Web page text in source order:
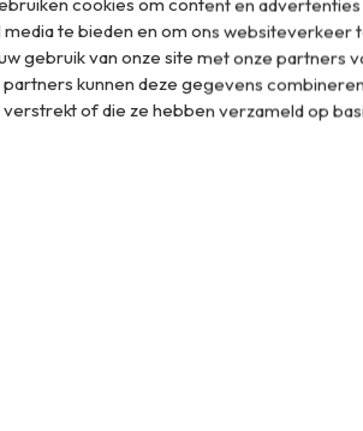
media te bieden en om ons websiteverkeer
gebruik van onze site met onze partners
kunnen deze gegevens
of die ze hebben verzameld op
Sint Janstraat 24. Het straatje met een
ook de hipste koffiebar van Breda. En bij
Ik ga er naartoe voor de
nemen ze hier heel serieus, met hoge
buiten zitten. Het leuke is dat er ook
baristaworkshops, mocht je willen
zit inmiddels een kunstexpositie. Ben je
hier dus zijn.